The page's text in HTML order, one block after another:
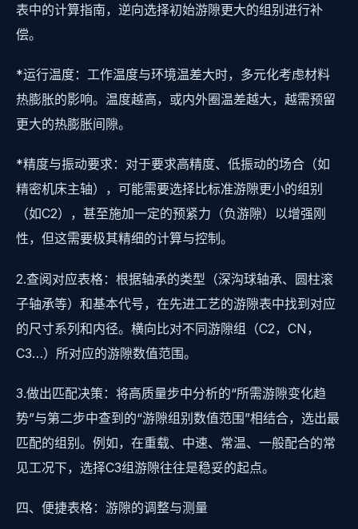
表中的计算指南，逆向选择初始游隙更大的组别进行补
偿。
*运行温度：工作温度与环境温差大时，多元化考虑材料
热膨胀的影响。温度越高，或内外圈温差越大，越需预留
更大的热膨胀间隙。
*精度与振动要求：对于要求高精度、低振动的场合（如
精密机床主轴），可能需要选择比标准游隙更小的组别
（如C2），甚至施加一定的预紧力（负游隙）以增强刚
性，但这需要极其精细的计算与控制。
2.查阅对应表格：根据轴承的类型（深沟球轴承、圆柱滚
子轴承等）和基本代号，在先进工艺的游隙表中找到对应
的尺寸系列和内径。横向比对不同游隙组（C2，CN，
C3…）所对应的游隙数值范围。
3.做出匹配决策：将高质量步中分析的“所需游隙变化趋
势”与第二步中查到的“游隙组别数值范围”相结合，选出最
匹配的组别。例如，在重载、中速、常温、一般配合的常
见工况下，选择C3组游隙往往是稳妥的起点。
四、便捷表格：游隙的调整与测量